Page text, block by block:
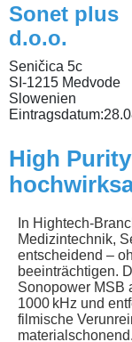
Sonet plus
d.o.o.
Seničica 5c
SI-1215 Medvode
Slowenien
Eintragsdatum:
High
In Hightech-
Medizintechnik,
entscheidend –
beeinträchtigen.
Sonopower MSB
1000 kHz und
filmische